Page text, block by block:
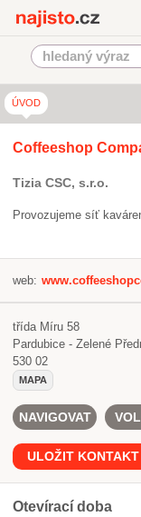
ÚVOD
Coffeeshop
Tizia CSC, s.r.o.
Provozujeme síť
web:
třída Míru 58
Pardubice - Zelené
530 02
MAPA
NAVIGOVAT
ULOŽIT KONTAKT
Otevírací doba